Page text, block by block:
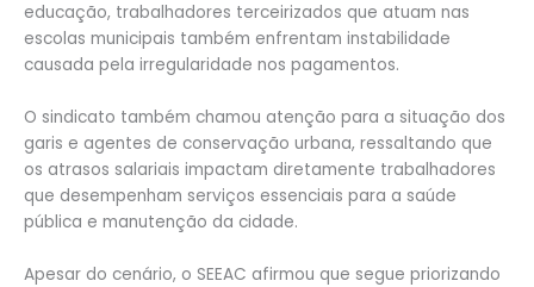
educação, trabalhadores terceirizados que atuam nas
escolas municipais também enfrentam instabilidade
causada pela irregularidade nos pagamentos.
O sindicato também chamou atenção para a situação dos
garis e agentes de conservação urbana, ressaltando que
os atrasos salariais impactam diretamente trabalhadores
que desempenham serviços essenciais para a saúde
pública e manutenção da cidade.
Apesar do cenário, o SEEAC afirmou que segue priorizando